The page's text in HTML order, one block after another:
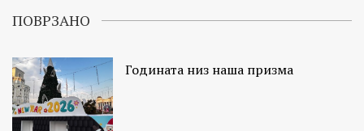
ПОВРЗАНО
Годината низ наша призма